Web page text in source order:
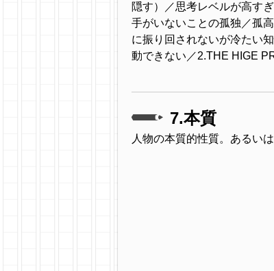
隠す）／思考レベルが高す
手がいないことの孤独／孤
に振り回されないが冷たい
動できない／2.THE HIGE
7.本質
人物の本質的性質。あるい